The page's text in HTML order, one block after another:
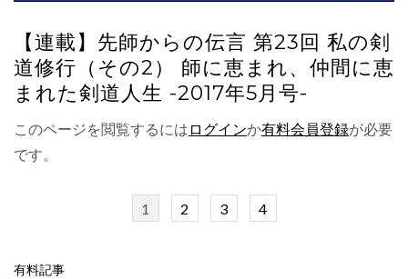
【連載】先師からの伝言 第23回 私の剣
道修行（その2） 師に恵まれ、仲間に恵
まれた剣道人生 -2017年5月号-
このページを閲覧するには ログインか有料会員登録が必要
です。
1 2 3 4
有料記事